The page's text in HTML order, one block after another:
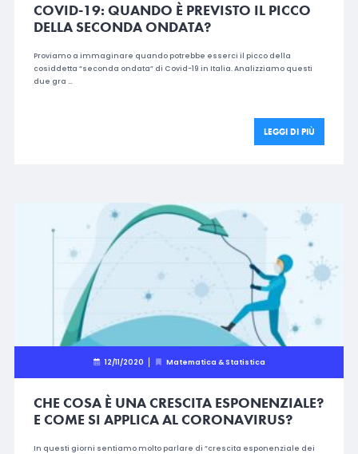
COVID-19: QUANDO È PREVISTO IL PICCO
DELLA SECONDA ONDATA?
Proviamo a immaginare quando potrebbe esserci il picco della
cosiddetta “seconda ondata” di Covid-19 in Italia. Analizziamo questi
due gra …
LEGGI DI PIÙ
12/11/2020 Matematica & Statistica
CHE COSA È UNA CRESCITA ESPONENZIALE?
E COME SI APPLICA AL CORONAVIRUS?
In questi giorni sentiamo molto parlare di “crescita esponenziale dei